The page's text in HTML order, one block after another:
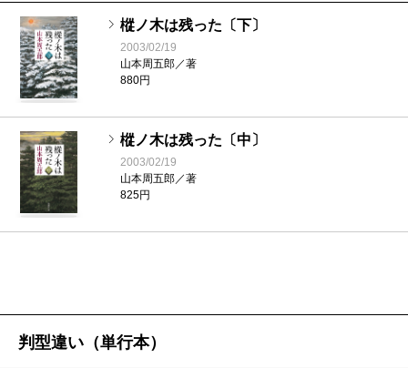
樅ノ木は残った〔下〕
2003/02/19
山本周五郎／著
880円
樅ノ木は残った〔中〕
2003/02/19
山本周五郎／著
825円
判型違い（単行本）